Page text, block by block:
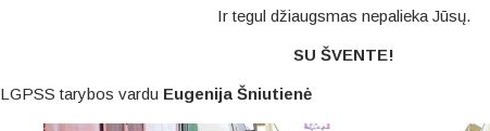
Ir tegul džiaugsmas nepalieka Jūsų.
SU ŠVENTE!
LGPSS tarybos vardu Eugenija Šniutienė